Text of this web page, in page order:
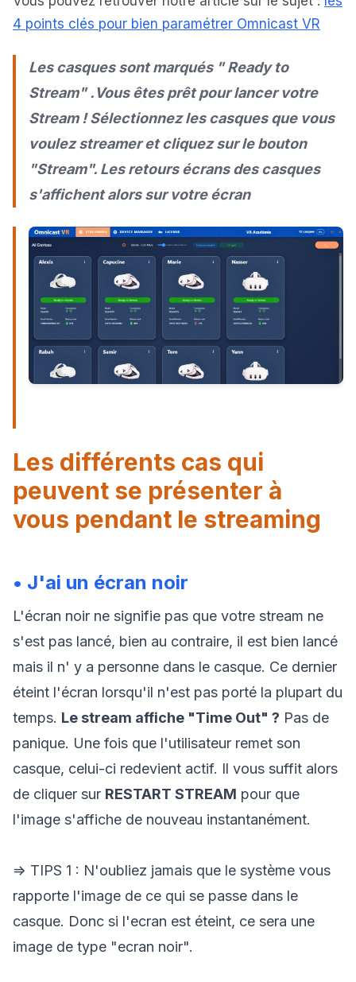
4 points clés pour bien paramétrer Omnicast VR
Les casques sont marqués " Ready to
Stream" .Vous êtes prêt pour lancer votre
Stream ! Sélectionnez les casques que vous
voulez streamer et cliquez sur le bouton
"Stream". Les retours écrans des casques
s'affichent alors sur votre écran
Les différents cas qui
peuvent se présenter à
vous pendant le streaming
• J'ai un écran noir
L'écran noir ne signifie pas que votre stream ne
s'est pas lancé, bien au contraire, il est bien lancé
mais il n' y a personne dans le casque. Ce dernier
éteint l'écran lorsqu'il n'est pas porté la plupart du
temps. Le stream affiche "Time Out" ? Pas de
panique. Une fois que l'utilisateur remet son
casque, celui-ci redevient actif. Il vous suffit alors
de cliquer sur RESTART STREAM pour que
l'image s'affiche de nouveau instantanément.
=> TIPS 1 : N'oubliez jamais que le système vous
rapporte l'image de ce qui se passe dans le
casque. Donc si l'ecran est éteint, ce sera une
image de type "ecran noir".